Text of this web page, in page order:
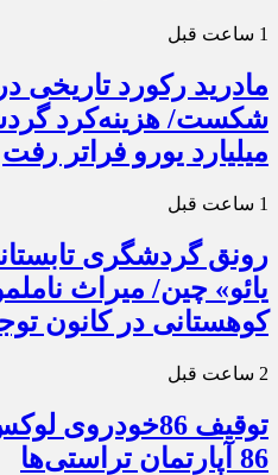
1 ساعت قبل
مادرید رکورد تاریخی
میلیارد یورو فراتر رفت
1 ساعت قبل
رونق گردشگری
یائو» چین/ میراث
کوهستانی در کانون
2 ساعت قبل
86 آپارتمان تراستی‌ها